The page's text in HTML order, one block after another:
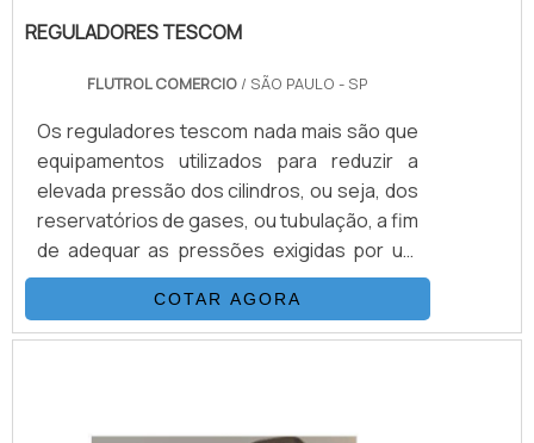
REGULADORES TESCOM
FLUTROL COMERCIO / SÃO PAULO - SP
Os reguladores tescom nada mais são que
equipamentos utilizados para reduzir a
elevada pressão dos cilindros, ou seja, dos
reservatórios de gases, ou tubulação, a fim
de adequar as pressões exigidas por um
determinado equipamento ou projeto.São
utensílios desenhados para que haja
compatibilidade somente com os gases
seguro e adequado do sistema ao qual o ...
COTAR AGORA